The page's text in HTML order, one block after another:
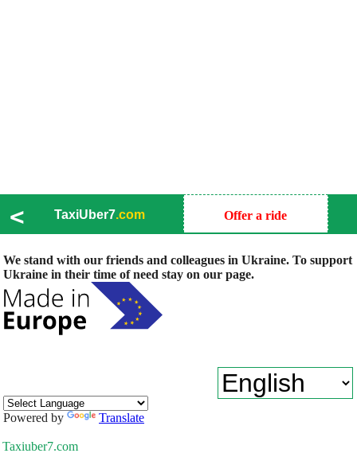
< TaxiUber7.com Offer a ride
We stand with our friends and colleagues in Ukraine. To support
Ukraine in their time of need stay on our page.
Powered by Translate
Taxiuber7.com